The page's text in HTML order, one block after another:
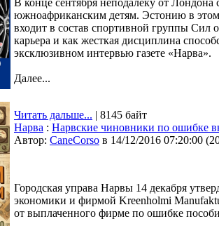
В конце сентября неподалеку от
южноафриканским детям. Эстонию в
входит в состав спортивной группы Сил
карьера и как жесткая дисциплина
эксклюзивном интервью газете «Нарва».
Далее...
Читать дальше... | 8145 байт
Нарва : Нарвские чиновники по ошибке
Автор: CaneCorso в 14/12/2016 07:20:00 (
Городская управа Нарвы 14 декабря
экономики и фирмой Kreenholmi
от выплаченного фирме по ошибке